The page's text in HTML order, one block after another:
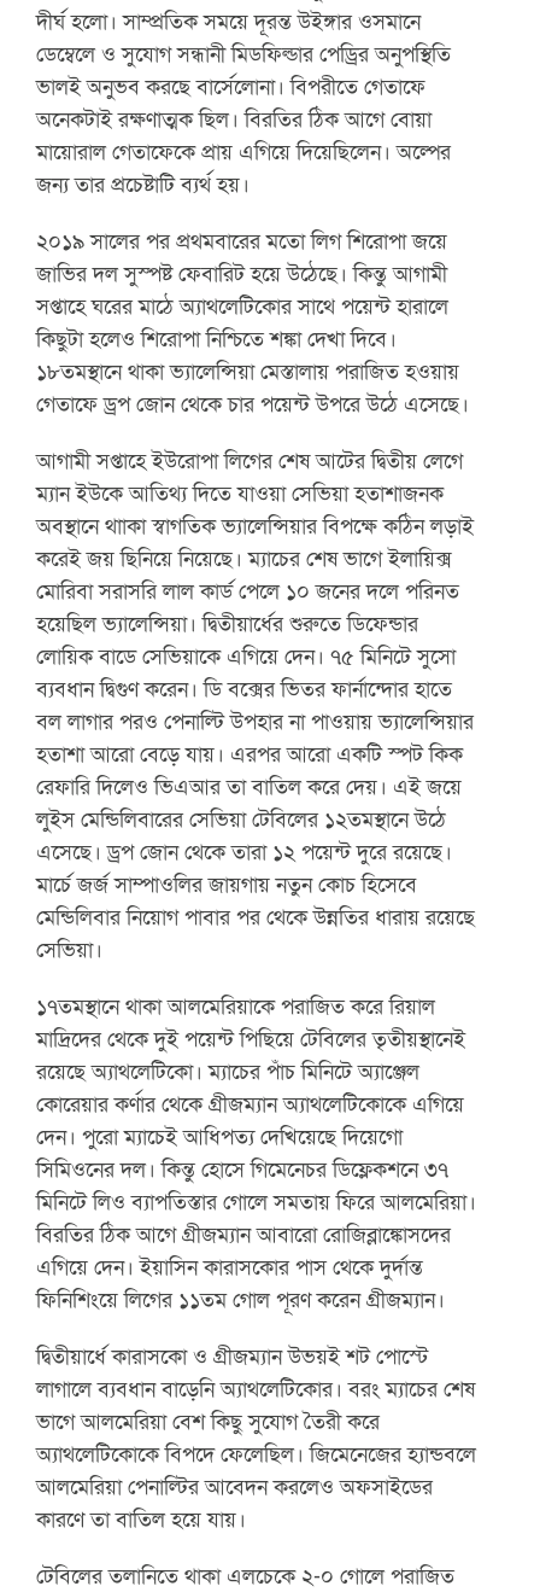
দীর্ঘ হলো। সাম্প্রতিক সময়ে দূরন্ত উইঙ্গার ওসমানে
ডেম্বেলে ও সুযোগ সন্ধানী মিডফিল্ডার পেড্রির অনুপস্থিতি
ভালই অনুভব করছে বার্সেলোনা। বিপরীতে গেতাফে
অনেকটাই রক্ষণাত্মক ছিল। বিরতির ঠিক আগে বোয়া
মায়োরাল গেতাফেকে প্রায় এগিয়ে দিয়েছিলেন। অল্পের
জন্য তার প্রচেষ্টাটি ব্যর্থ হয়।
২০১৯ সালের পর প্রথমবারের মতো লিগ শিরোপা জয়ে
জাভির দল সুস্পষ্ট ফেবারিট হয়ে উঠেছে। কিন্তু আগামী
সপ্তাহে ঘরের মাঠে অ্যাথলেটিকোর সাথে পয়েন্ট হারালে
কিছুটা হলেও শিরোপা নিশ্চিতে শঙ্কা দেখা দিবে।
১৮তমস্থানে থাকা ভ্যালেন্সিয়া মেস্তালায় পরাজিত হওয়ায়
গেতাফে ড্রপ জোন থেকে চার পয়েন্ট উপরে উঠে এসেছে।
আগামী সপ্তাহে ইউরোপা লিগের শেষ আটের দ্বিতীয় লেগে
ম্যান ইউকে আতিথ্য দিতে যাওয়া সেভিয়া হতাশাজনক
অবস্থানে থাাকা স্বাগতিক ভ্যালেন্সিয়ার বিপক্ষে কঠিন লড়াই
করেই জয় ছিনিয়ে নিয়েছে। ম্যাচের শেষ ভাগে ইলায়িক্স
মোরিবা সরাসরি লাল কার্ড পেলে ১০ জনের দলে পরিনত
হয়েছিল ভ্যালেন্সিয়া। দ্বিতীয়ার্ধের শুরুতে ডিফেন্ডার
লোয়িক বাডে সেভিয়াকে এগিয়ে দেন। ৭৫ মিনিটে সুসো
ব্যবধান দ্বিগুণ করেন। ডি বক্সের ভিতর ফার্নান্দোর হাতে
বল লাগার পরও পেনাল্টি উপহার না পাওয়ায় ভ্যালেন্সিয়ার
হতাশা আরো বেড়ে যায়। এরপর আরো একটি স্পট কিক
রেফারি দিলেও ভিএআর তা বাতিল করে দেয়। এই জয়ে
লুইস মেন্ডিলিবারের সেভিয়া টেবিলের ১২তমস্থানে উঠে
এসেছে। ড্রপ জোন থেকে তারা ১২ পয়েন্ট দুরে রয়েছে।
মার্চে জর্জ সাম্পাওলির জায়গায় নতুন কোচ হিসেবে
মেন্ডিলিবার নিয়োগ পাবার পর থেকে উন্নতির ধারায় রয়েছে
সেভিয়া।
১৭তমস্থানে থাকা আলমেরিয়াকে পরাজিত করে রিয়াল
মাদ্রিদের থেকে দুই পয়েন্ট পিছিয়ে টেবিলের তৃতীয়স্থানেই
রয়েছে অ্যাথলেটিকো। ম্যাচের পাঁচ মিনিটে অ্যাঞ্জেল
কোরেয়ার কর্ণার থেকে গ্রীজম্যান অ্যাথলেটিকোকে এগিয়ে
দেন। পুরো ম্যাচেই আধিপত্য দেখিয়েছে দিয়েগো
সিমিওনের দল। কিন্তু হোসে গিমেনেচর ডিফ্লেকশনে ৩৭
মিনিটে লিও ব্যাপতিস্তার গোলে সমতায় ফিরে আলমেরিয়া।
বিরতির ঠিক আগে গ্রীজম্যান আবারো রোজিব্লাঙ্কোসদের
এগিয়ে দেন। ইয়াসিন কারাসকোর পাস থেকে দুর্দান্ত
ফিনিশিংয়ে লিগের ১১তম গোল পূরণ করেন গ্রীজম্যান।
দ্বিতীয়ার্ধে কারাসকো ও গ্রীজম্যান উভয়ই শট পোস্টে
লাগালে ব্যবধান বাড়েনি অ্যাথলেটিকোর। বরং ম্যাচের শেষ
ভাগে আলমেরিয়া বেশ কিছু সুযোগ তৈরী করে
অ্যাথলেটিকোকে বিপদে ফেলেছিল। জিমেনেজের হ্যান্ডবলে
আলমেরিয়া পেনাল্টির আবেদন করলেও অফসাইডের
কারণে তা বাতিল হয়ে যায়।
টেবিলের তলানিতে থাকা এলচেকে ২-০ গোলে পরাজিত